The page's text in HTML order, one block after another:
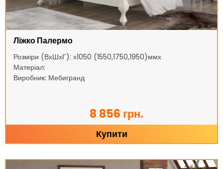
Ліжко Палермо
Розміри (ВхШхГ): х1050 (1550,1750,1950)ммх
Матеріал:
Виробник: Мебигранд
8 856 грн.
Купити